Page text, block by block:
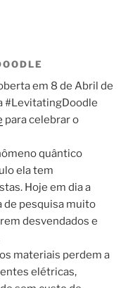
em 8 de Abril de
#LevitatingDoodle
para celebrar o
quântico
ela tem
Hoje em dia a
de pesquisa muito
desvendados e
materiais perdem a
elétricas,